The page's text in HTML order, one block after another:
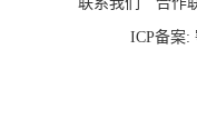
ICP备案: